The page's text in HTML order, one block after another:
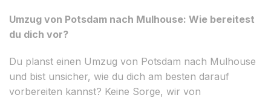
Umzug von Potsdam nach Mulhouse: Wie bereitest
du dich vor?
Du planst einen Umzug von Potsdam nach Mulhouse
und bist unsicher, wie du dich am besten darauf
vorbereiten kannst? Keine Sorge, wir von